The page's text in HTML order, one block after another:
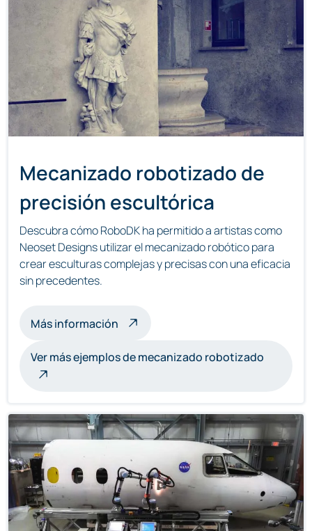
Mecanizado robotizado de
precisión escultórica
Descubra cómo RoboDK ha permitido a artistas como
Neoset Designs utilizar el mecanizado robótico para
crear esculturas complejas y precisas con una eficacia
sin precedentes.
Más información sobre esculturas mecanizadas por
Ver más ejemplos de mecanizado robotizado